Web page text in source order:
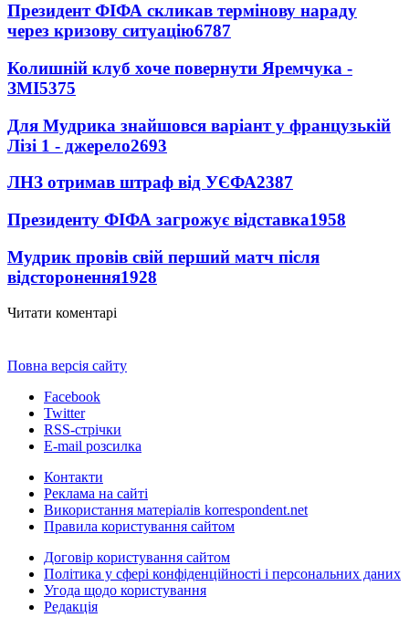
Президент ФІФА скликав термінову нараду
через кризову ситуацію6787
Колишній клуб хоче повернути Яремчука -
ЗМІ5375
Для Мудрика знайшовся варіант у французькій
Лізі 1 - джерело2693
ЛНЗ отримав штраф від УЄФА2387
Президенту ФІФА загрожує відставка1958
Мудрик провів свій перший матч після
відсторонення1928
Читати коментарі
Повна версія сайту
Facebook
Twitter
RSS-стрічки
E-mail розсилка
Контакти
Реклама на сайті
Використання матеріалів korrespondent.net
Правила користування сайтом
Договір користування сайтом
Політика у сфері конфіденційності і персональних даних
Угода щодо користування
Редакція